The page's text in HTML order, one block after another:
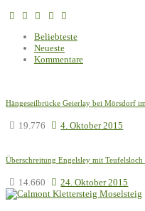
Beliebteste
Neueste
Kommentare
Hängeseilbrücke Geierlay bei Mörsdorf
19.776 4. Oktober 2015
Überschreitung Engelsley mit
14.660 24. Oktober 2015